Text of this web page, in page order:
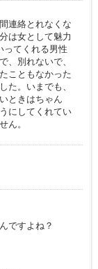
連絡とれなくな
は女として魅力
ってくれる男性
、別れないで、
こともなかった
た。いまでも、
ときはちゃん
にしてくれてい
ん。
ですよね？